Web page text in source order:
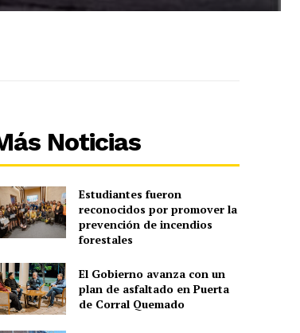
Noticias
Estudiantes fueron
reconocidos por promover la
prevención de incendios
forestales
El Gobierno avanza con un
plan de asfaltado en Puerta
de Corral Quemado